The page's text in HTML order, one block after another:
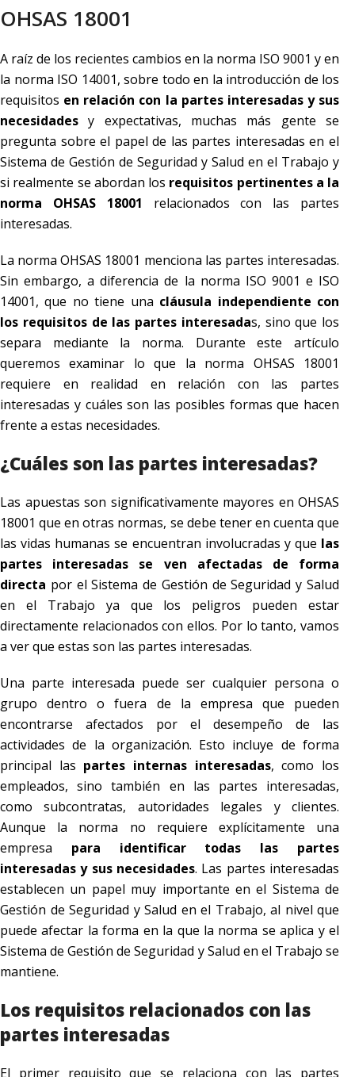
OHSAS 18001
A raíz de los recientes cambios en la norma ISO 9001 y en
la norma ISO 14001, sobre todo en la introducción de los
requisitos en relación con la partes interesadas y sus
necesidades y expectativas, muchas más gente se
pregunta sobre el papel de las partes interesadas en el
Sistema de Gestión de Seguridad y Salud en el Trabajo y
si realmente se abordan los requisitos pertinentes a la
norma OHSAS 18001 relacionados con las partes
interesadas.
La norma OHSAS 18001 menciona las partes interesadas.
Sin embargo, a diferencia de la norma ISO 9001 e ISO
14001, que no tiene una cláusula independiente con
los requisitos de las partes interesadas, sino que los
separa mediante la norma. Durante este artículo
queremos examinar lo que la norma OHSAS 18001
requiere en realidad en relación con las partes
interesadas y cuáles son las posibles formas que hacen
frente a estas necesidades.
¿Cuáles son las partes interesadas?
Las apuestas son significativamente mayores en OHSAS
18001 que en otras normas, se debe tener en cuenta que
las vidas humanas se encuentran involucradas y que las
partes interesadas se ven afectadas de forma
directa por el Sistema de Gestión de Seguridad y Salud
en el Trabajo ya que los peligros pueden estar
directamente relacionados con ellos. Por lo tanto, vamos
a ver que estas son las partes interesadas.
Una parte interesada puede ser cualquier persona o
grupo dentro o fuera de la empresa que pueden
encontrarse afectados por el desempeño de las
actividades de la organización. Esto incluye de forma
principal las partes internas interesadas, como los
empleados, sino también en las partes interesadas,
como subcontratas, autoridades legales y clientes.
Aunque la norma no requiere explícitamente una
empresa para identificar todas las partes
interesadas y sus necesidades. Las partes interesadas
establecen un papel muy importante en el Sistema de
Gestión de Seguridad y Salud en el Trabajo, al nivel que
puede afectar la forma en la que la norma se aplica y el
Sistema de Gestión de Seguridad y Salud en el Trabajo se
mantiene.
Los requisitos relacionados con las
partes interesadas
El primer requisito que se relaciona con las partes